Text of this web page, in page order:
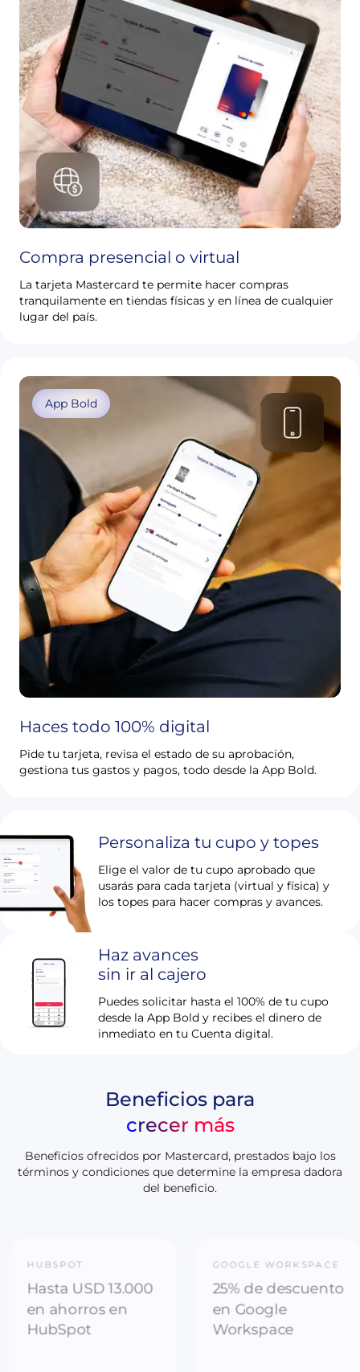
Compra presencial o virtual
La tarjeta Mastercard te permite hacer compras
tranquilamente en tiendas físicas y en línea de cualquier
lugar del país.
App Bold
Haces todo 100% digital
Pide tu tarjeta, revisa el estado de su aprobación,
gestiona tus gastos y pagos, todo desde la App Bold.
Personaliza tu cupo y topes
Elige el valor de tu cupo aprobado que
usarás para cada tarjeta (virtual y física) y
los topes para hacer compras y avances.
Haz avances
sin ir al cajero
Puedes solicitar hasta el 100% de tu cupo
desde la App Bold y recibes el dinero de
inmediato en tu Cuenta digital.
Beneficios para
crecer más
Beneficios ofrecidos por Mastercard, prestados bajo los
términos y condiciones que determine la empresa dadora
del beneficio.
HUBSPOT
Hasta USD 13.000
en ahorros en
HubSpot
GOOGLE WORKSPACE
25% de descuento
en Google
Workspace